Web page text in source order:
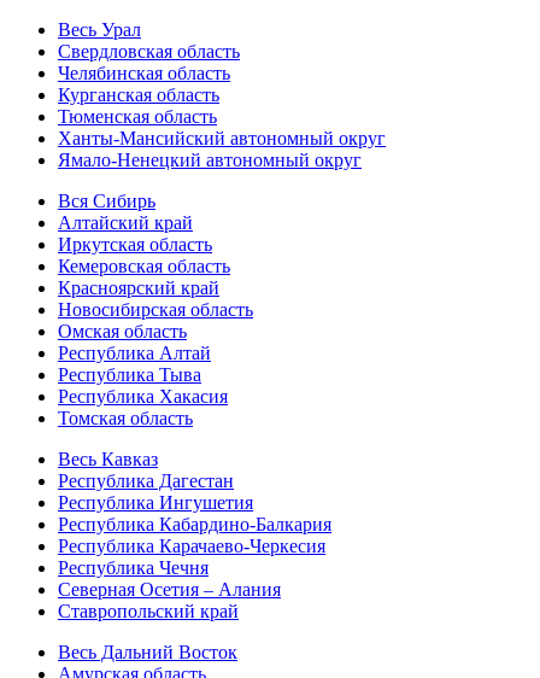
Весь Урал
Свердловская область
Челябинская область
Курганская область
Тюменская область
Ханты-Мансийский автономный округ
Ямало-Ненецкий автономный округ
Вся Сибирь
Алтайский край
Иркутская область
Кемеровская область
Красноярский край
Новосибирская область
Омская область
Республика Алтай
Республика Тыва
Республика Хакасия
Томская область
Весь Кавказ
Республика Дагестан
Республика Ингушетия
Республика Кабардино-Балкария
Республика Карачаево-Черкесия
Республика Чечня
Северная Осетия – Алания
Ставропольский край
Весь Дальний Восток
Амурская область